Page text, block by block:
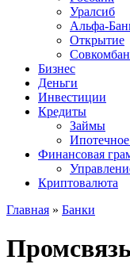
Уралсиб
Альфа-
Открытие
Бизнес
Деньги
Инвестиции
Кредиты
Займы
Финансовая
Криптовалюта
Главная » Банки